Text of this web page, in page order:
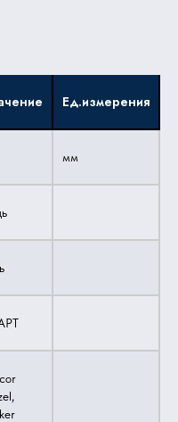
Ед.измерения
мм